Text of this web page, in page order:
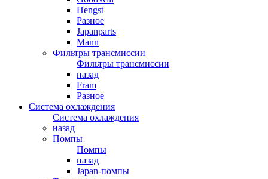
Hengst
Разное
Japanparts
Mann
Фильтры трансмиссии
Фильтры трансмиссии
назад
Fram
Разное
Система охлаждения
Система охлаждения
назад
Помпы
Помпы
назад
Japan-помпы